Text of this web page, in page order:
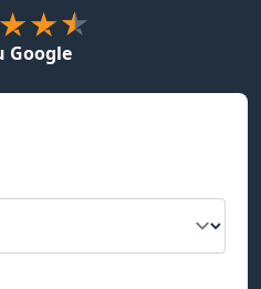
Google